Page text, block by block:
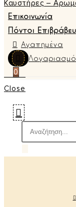
Καυστήρες –
Επικοινωνία
Πόντοι
Αγαπημένα
0
Close